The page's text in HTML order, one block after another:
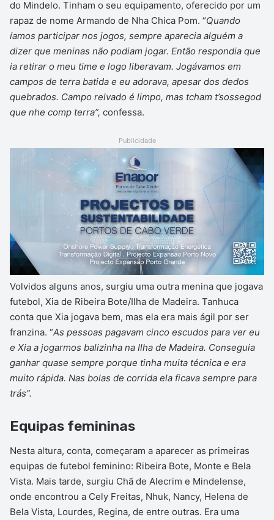
do Mindelo. Tinham o seu equipamento, oferecido por um
rapaz de nome Armando de Nha Chica Pom. “Quando
íamos participar nos jogos, sempre aparecia alguém a
dizer que meninas não podiam jogar. Então respondia que
ia retirar o meu time e logo liberavam. Jogávamos em
campos de terra batida e eu adorava, apesar dos dedos
quebrados. Campo relvado é limpo, mas tcham t’sossegod
que nhe comp terra”, confessa.
Publicidade
Volvidos alguns anos, surgiu uma outra menina que jogava
futebol, Xia de Ribeira Bote/Ilha de Madeira. Tanhuca
conta que Xia jogava bem, mas ela era mais ágil por ser
franzina. “As pessoas pagavam cinco escudos para ver eu
e Xia a jogarmos balizinha na Ilha de Madeira. Conseguia
ganhar quase sempre porque tinha muita técnica e era
muito rápida. Nas bolas de corrida ela ficava sempre para
trás”.
Equipas femininas
Nesta altura, conta, começaram a aparecer as primeiras
equipas de futebol feminino: Ribeira Bote, Monte e Bela
Vista. Mais tarde, surgiu Chã de Alecrim e Mindelense,
onde encontrou a Cely Freitas, Nhuk, Nancy, Helena de
Bela Vista, Lourdes, Regina, de entre outras. Era uma